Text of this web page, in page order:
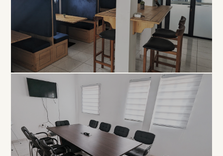
À PARTIR DE 80 000 FCFA / MOIS
COLLABORATIF
Open
Space
À PARTIR DE 5 000 FCFA / JOUR